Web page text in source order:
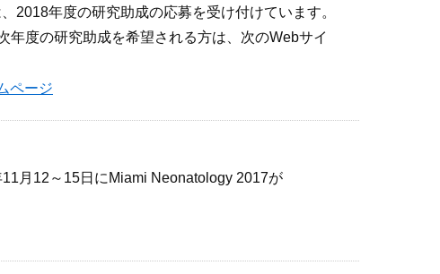
2018年度の研究助成の応募を受け付けています。
年度の研究助成を希望される方は、次のWebサイ
ページ
月12～15日にMiami Neonatology 2017が